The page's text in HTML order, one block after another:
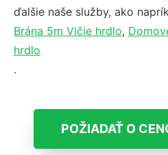
ďalšie naše služby, ako
Brána 5m Vlčie hrdlo,
hrdlo
.
POŽIADAŤ O